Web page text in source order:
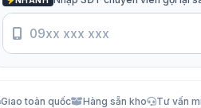
Giao toàn quốc Hàng sẵn kho Tư vấn